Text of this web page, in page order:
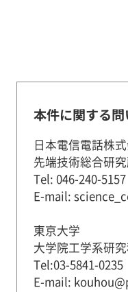
本件に関する
日本電信電話株
先端技術総合研
Tel: 046-240-5157
E-mail:
東京大学
大学院工学系研
Tel:03-5841-0235
E-mail: